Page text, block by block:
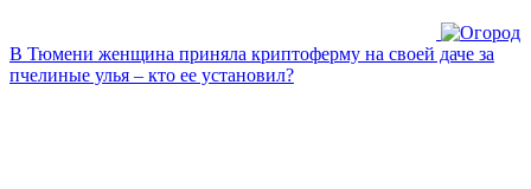
В Тюмени женщина приняла криптоферму на своей даче за
пчелиные улья – кто ее установил?